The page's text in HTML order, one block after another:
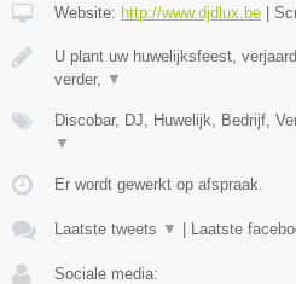
Website: http://www.djdlux.be |
U plant uw huwelijksfeest,
verder,
▼
Discobar, DJ, Huwelijk, Bedrijf,
▼
Er wordt gewerkt op afspraak.
Laatste tweets ▼ | Laatste
Sociale media: